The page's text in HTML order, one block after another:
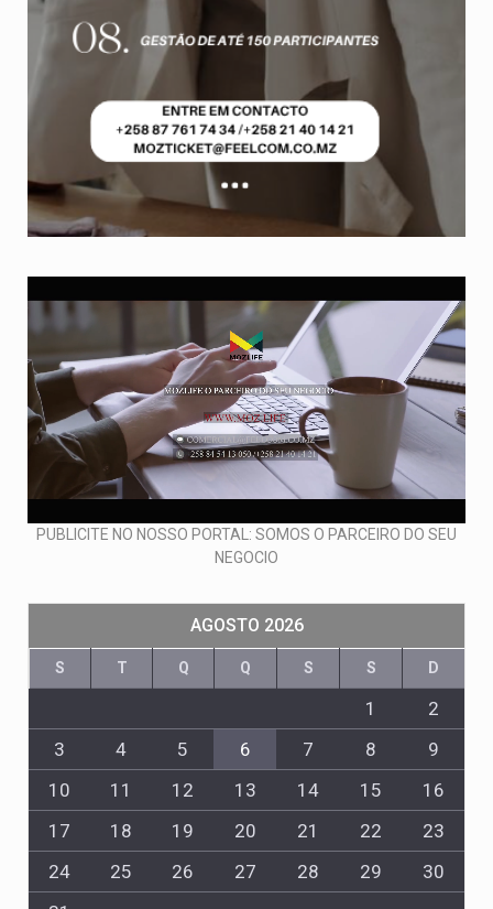
PUBLICITE NO NOSSO PORTAL: SOMOS O PARCEIRO DO SEU
NEGOCIO
AGOSTO 2026
S T Q Q S S D
1
2
3
4 5 6 7 8
9
10
11 12 13 14 15
16
17
18 19 20 21 22
23
24
25 26 27 28 29
30